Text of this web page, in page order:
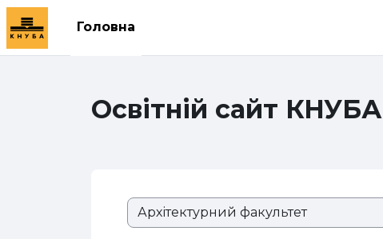
Перейти до головного вмісту
Головна
Освітній сайт КНУБА
Розділи сайту